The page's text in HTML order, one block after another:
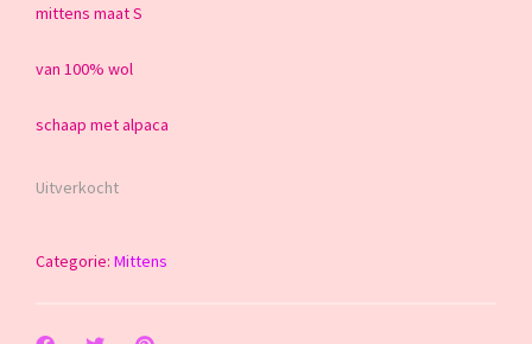
mittens maat S
van 100% wol
schaap met alpaca
Uitverkocht
Categorie: Mittens